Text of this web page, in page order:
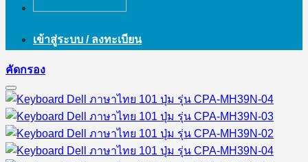
เข้าสู่ระบบ / ลงทะเบียน
คัดกรอง